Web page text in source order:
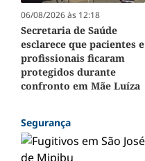
06/08/2026 às 12:18
Secretaria de Saúde
esclarece que pacientes e
profissionais ficaram
protegidos durante
confronto em Mãe Luíza
Segurança